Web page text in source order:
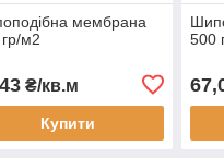
мембрана
м2
₴/кв.м
Купити
500